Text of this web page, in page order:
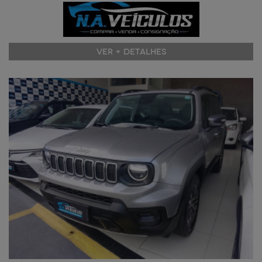
VER + DETALHES